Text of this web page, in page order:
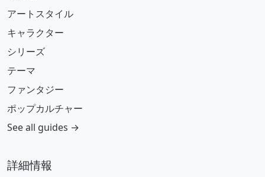
アートスタイル
キャラクター
シリーズ
テーマ
ファンタジー
ポップカルチャー
See all guides →
詳細情報